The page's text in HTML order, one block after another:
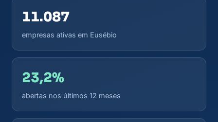
11.087
empresas ativas em Eusébio
23,2%
abertas nos últimos 12 meses